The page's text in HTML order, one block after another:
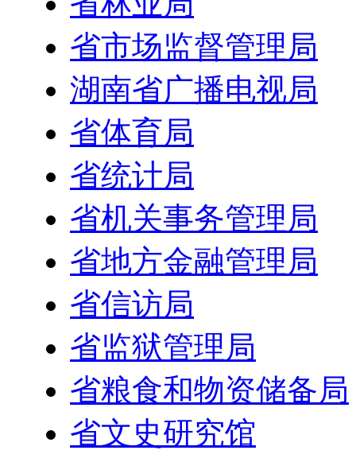
省市场监督管理局
湖南省广播电视局
省体育局
省统计局
省机关事务管理局
省地方金融管理局
省信访局
省监狱管理局
省粮食和物资储备局
省文史研究馆